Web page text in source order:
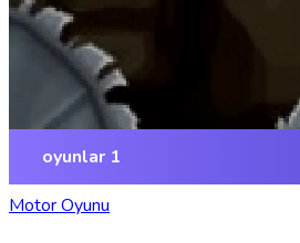
Motor Oyunu